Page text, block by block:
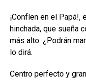
¡Confíen en el Papá!,
hinchada, que sueña
más alto. ¿Podrán
lo dirá.
Centro perfecto y